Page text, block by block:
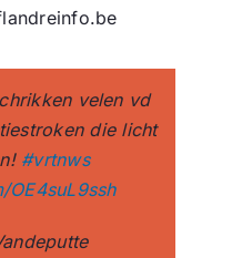
velen vd
die licht
#vrtnws